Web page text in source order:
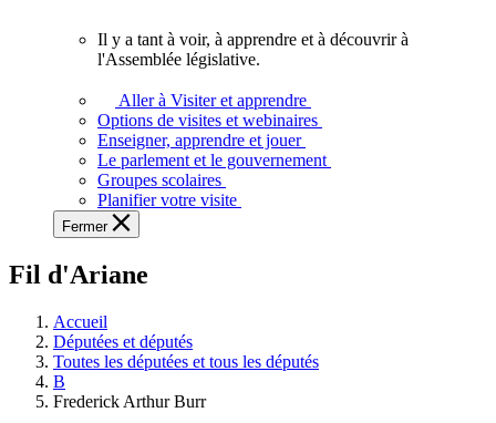
voir,
apprendre
et
à
à
législative.
Il y a tant à voir, à apprendre et à découvrir à
l'Assemblée législative.
Aller à Visiter et apprendre
Options de visites et webinaires
Enseigner, apprendre et jouer
Le parlement et le gouvernement
Groupes scolaires
Planifier votre visite
Fermer
Fil d'Ariane
Accueil
Députées et députés
Toutes les députées et tous les députés
B
Frederick Arthur Burr